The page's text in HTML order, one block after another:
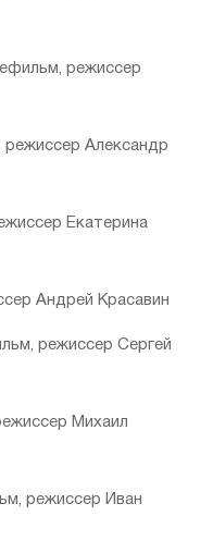
режиссер
режиссер Александр
Екатерина
Андрей Красавин
режиссер Сергей
Михаил
режиссер Иван